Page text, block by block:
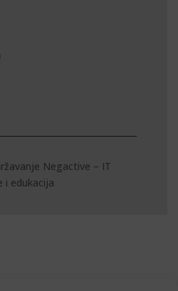
Negactive – IT
i edukacija